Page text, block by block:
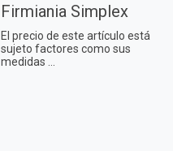
Firmiania Simplex
El precio de este artículo está
sujeto factores como sus
medidas ...